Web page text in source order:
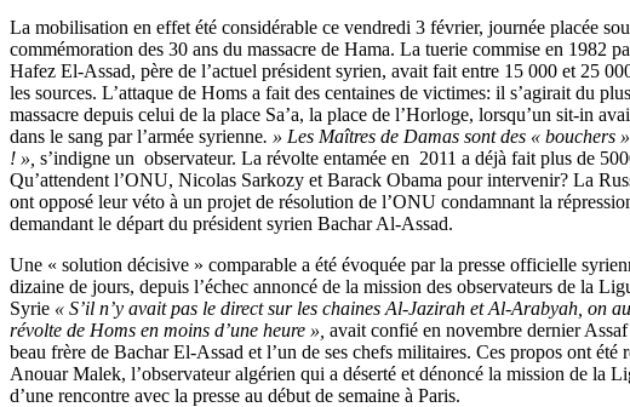
La mobilisation en effet été considérable ce vendredi 3 février, journée placée
commémoration des 30 ans du massacre de Hama. La tuerie commise en 1982
Hafez El-Assad, père de l’actuel président syrien, avait fait entre 15 000 et 25
les sources. L’attaque de Homs a fait des centaines de victimes: il s’agirait du
massacre depuis celui de la place Sa’a, la place de l’Horloge, lorsqu’un sit-in
dans le sang par l’armée syrienne. » Les Maîtres de Damas sont des « bouchers
! », s’indigne un observateur. La révolte entamée en 2011 a déjà fait plus de
Qu’attendent l’ONU, Nicolas Sarkozy et Barack Obama pour intervenir? La
ont opposé leur véto à un projet de résolution de l’ONU condamnant la
demandant le départ du président syrien Bachar Al-Assad.
Une « solution décisive » comparable a été évoquée par la presse officielle
dizaine de jours, depuis l’échec annoncé de la mission des observateurs de la
Syrie « S’il n’y avait pas le direct sur les chaines Al-Jazirah et Al-Arabyah, on
révolte de Homs en moins d’une heure », avait confié en novembre dernier
beau frère de Bachar El-Assad et l’un de ses chefs militaires. Ces propos ont été
Anouar Malek, l’observateur algérien qui a déserté et dénoncé la mission de la
d’une rencontre avec la presse au début de semaine à Paris.